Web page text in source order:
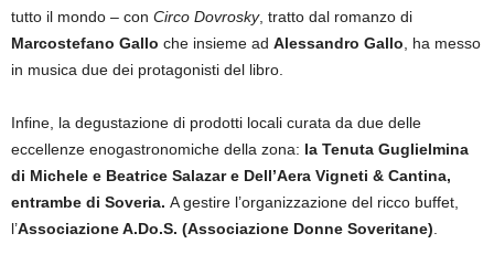
tutto il mondo – con Circo Dovrosky, tratto dal romanzo di
Marcostefano Gallo che insieme ad Alessandro Gallo , ha messo
in musica due dei protagonisti del libro.
Infine, la degustazione di prodotti locali curata da due delle
eccellenze enogastronomiche della zona: la Tenuta Guglielmina
di Michele e Beatrice Salazar e Dell’Aera Vigneti & Cantina,
entrambe di Soveria. A gestire l’organizzazione del ricco buffet,
l’Associazione A.Do.S. (Associazione Donne Soveritane)